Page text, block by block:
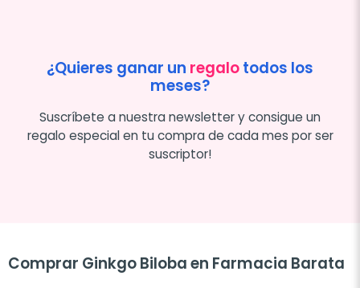
¿Quieres ganar un regalotodos los
meses?
Suscríbete a nuestra newsletter y consigue un
regalo especial en tu compra de cada mes por ser
suscriptor!
Comprar Ginkgo Biloba en Farmacia Barata